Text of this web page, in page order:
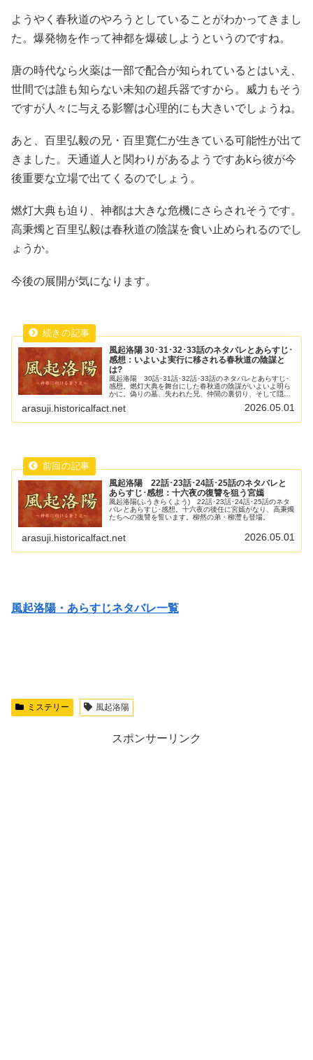
ようやく春秋道のやろうとしていることがわかってきまし
た。爆発物を作って神都を爆破しようというのですね。
唐の時代なら火薬は一部で配合が知られているとはいえ、
世間では誰も知らない未知の超兵器ですから。威力もそう
ですが人々に与える影響は心理的にも大きいでしょうね。
あと、百里弘毅の兄・百里寛仁が生きている可能性が出て
きました。天通道人と関わりがあるようですあkら彼が今
後重要な立場で出てくるのでしょう。
燃灯大典も迫り、神都は大きな危機にさらされそうです。
高秉燭と百里弘毅は春秋道の陰謀を食い止められるのでし
ょうか。
今後の展開が気になります。
風起洛陽 30･31･32･33話のネタバレとあらすじ･
感想：いよいよ実行に移される春秋道の陰謀と
は?
風起洛陽 30話･31話･32話･33話のネタバレとあらすじ･
感想。燃灯大典を舞台にした春秋道の陰謀がいよいよ明ら
かに。偽りの墓、失われた兄、仲間の裏切り、そして隠さ
arasuji.historicalfact.net 2026.05.01
風起洛陽 22話･23話･24話･25話のネタバレと
あらすじ･感想：十六夜の復讐を狙う宮嫣
風起洛陽(ふうきらくよう) 22話･23話･24話･25話のネタ
バレとあらすじ･感想。十六夜の後任に宮嫣がなり、高秉燭
たちへの復讐を誓います。柳然の弟・柳灃も登場。
arasuji.historicalfact.net 2026.05.01
風起洛陽・あらすじネタバレ一覧
ミステリー 風起洛陽
スポンサーリンク